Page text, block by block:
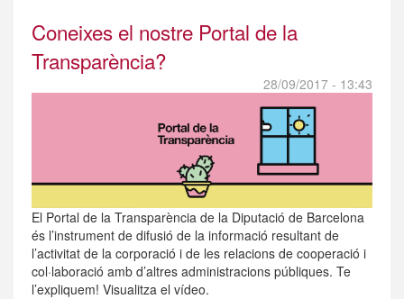
Coneixes el nostre Portal de la
Transparència?
28/09/2017 - 13:43
El Portal de la Transparència de la Diputació de Barcelona
és l’instrument de difusió de la informació resultant de
l’activitat de la corporació i de les relacions de cooperació i
col·laboració amb d’altres administracions públiques. Te
l’expliquem! Visualitza el vídeo.